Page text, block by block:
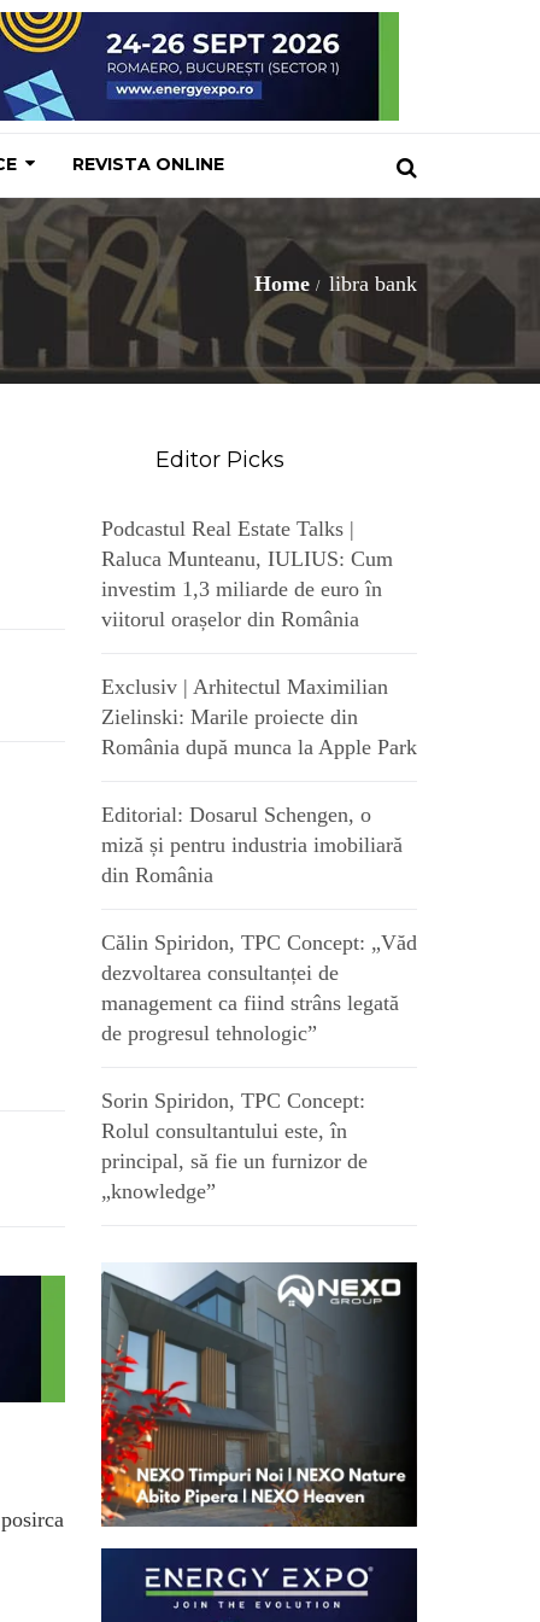
REVISTA ONLINE
Home libra bank
Editor Picks
Podcastul Real Estate Talks |
Raluca Munteanu, IULIUS: Cum
investim 1,3 miliarde de euro în
viitorul orașelor din România
Exclusiv | Arhitectul Maximilian
Zielinski: Marile proiecte din
România după munca la Apple Park
Editorial: Dosarul Schengen, o
miză și pentru industria imobiliară
din România
Călin Spiridon, TPC Concept: „Văd
dezvoltarea consultanței de
management ca fiind strâns legată
de progresul tehnologic”
Sorin Spiridon, TPC Concept:
Rolul consultantului este, în
principal, să fie un furnizor de
„knowledge”